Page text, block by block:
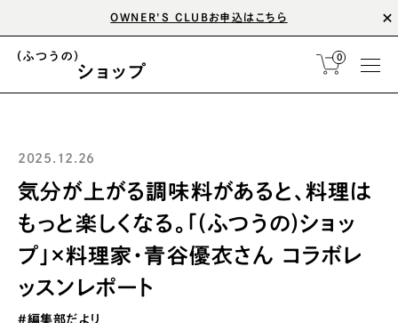
税抜10,000円以上のご購入で送料無料
0
2025.12.26
気分が上がる調味料があると、料理は
もっと楽しくなる。「(ふつうの)ショッ
プ」×料理家・青谷優衣さん コラボレ
ッスンレポート
#編集部だより